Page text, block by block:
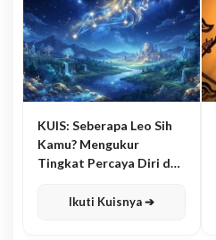
KUIS: Seberapa Leo Sih
Kamu? Mengukur
Tingkat Percaya Diri dan
Ikuti Kuisnya ➔